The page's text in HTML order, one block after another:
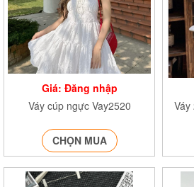
Giá: Đăng nhập
Váy cúp ngực Vay2520
CHỌN MUA
Váy